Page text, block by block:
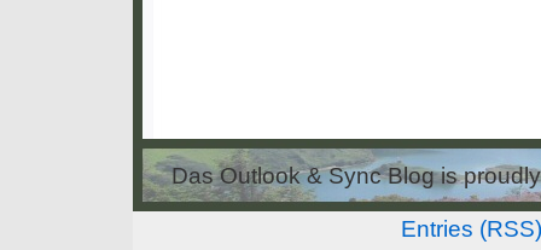
Das Outlook & Sync Blog is
Entries (RSS)